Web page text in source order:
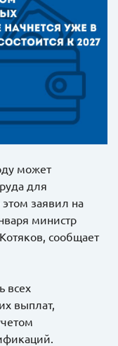
может
для
заявил на
министр
сообщает
всех
выплат,